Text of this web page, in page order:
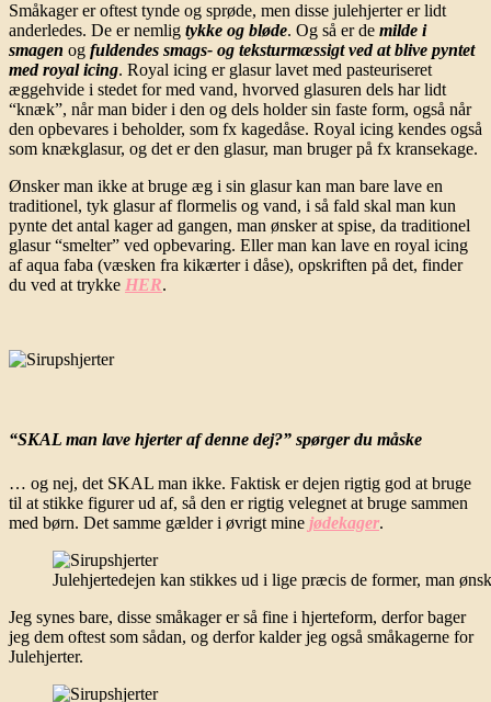
Småkager er oftest tynde og sprøde, men disse julehjerter er lidt
anderledes. De er nemlig tykke og bløde. Og så er de milde i
smagen og fuldendes smags- og teksturmæssigt ved at blive pyntet
med royal icing. Royal icing er glasur lavet med pasteuriseret
æggehvide i stedet for med vand, hvorved glasuren dels har lidt
“knæk”, når man bider i den og dels holder sin faste form, også når
den opbevares i beholder, som fx kagedåse. Royal icing kendes også
som knækglasur, og det er den glasur, man bruger på fx kransekage.
Ønsker man ikke at bruge æg i sin glasur kan man bare lave en
traditionel, tyk glasur af flormelis og vand, i så fald skal man kun
pynte det antal kager ad gangen, man ønsker at spise, da traditionel
glasur “smelter” ved opbevaring. Eller man kan lave en royal icing
af aqua faba (væsken fra kikærter i dåse), opskriften på det, finder
du ved at trykke HER.
“SKAL man lave hjerter af denne dej?” spørger du måske
… og nej, det SKAL man ikke. Faktisk er dejen rigtig god at bruge
til at stikke figurer ud af, så den er rigtig velegnet at bruge sammen
med børn. Det samme gælder i øvrigt mine jødekager.
Julehjertedejen kan stikkes ud i lige præcis de former, man
Jeg synes bare, disse småkager er så fine i hjerteform, derfor bager
jeg dem oftest som sådan, og derfor kalder jeg også småkagerne for
Julehjerter.